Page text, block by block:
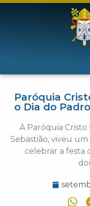
Paróquia
o Dia do
A Paróquia
Sebastião, viveu
celebrar a festa